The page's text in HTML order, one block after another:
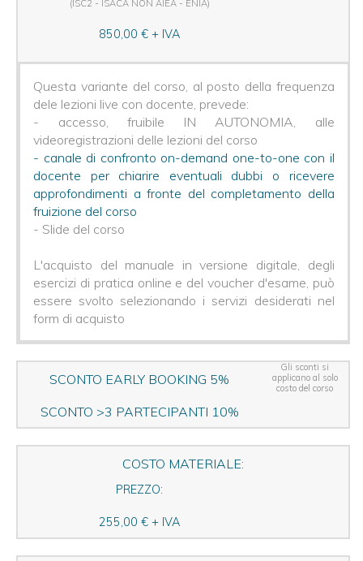
(ISC2 - ISACA NON AIEA - ENIA)
850,00 € + IVA
Questa variante del corso, al posto della frequenza
dele lezioni live con docente, prevede:
- accesso, fruibile IN AUTONOMIA, alle
videoregistrazioni delle lezioni del corso
- canale di confronto on-demand one-to-one con il
docente per chiarire eventuali dubbi o ricevere
approfondimenti a fronte del completamento della
fruizione del corso
- Slide del corso
L'acquisto del manuale in versione digitale, degli
esercizi di pratica online e del voucher d'esame, può
essere svolto selezionando i servizi desiderati nel
form di acquisto
SCONTO EARLY BOOKING 5%
SCONTO >3 PARTECIPANTI 10%
Gli sconti si
applicano al solo
costo del corso
COSTO MATERIALE:
PREZZO:
255,00 € + IVA